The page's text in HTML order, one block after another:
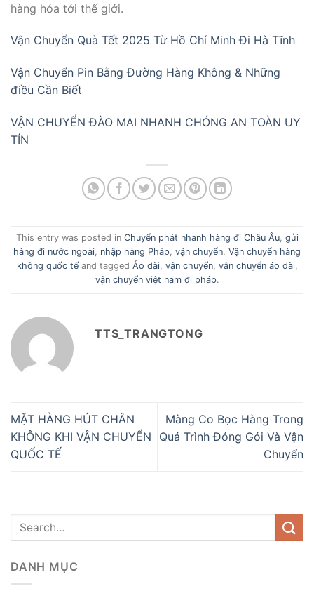
hàng hóa tới thế giới.
Vận Chuyển Quà Tết 2025 Từ Hồ Chí Minh Đi Hà Tĩnh
Vận Chuyển Pin Bằng Đường Hàng Không & Những
điều Cần Biết
VẬN CHUYỂN ĐÀO MAI NHANH CHÓNG AN TOÀN UY
TÍN
This entry was posted in Chuyển phát nhanh hàng đi Châu Âu, gửi
hàng đi nước ngoài, nhập hàng Pháp, vận chuyển, Vận chuyển hàng
không quốc tếand tagged Áo dài, vận chuyển, vận chuyển áo dài,
vận chuyển việt nam đi pháp.
TTS_TRANGTONG
MẶT HÀNG HÚT CHÂN
KHÔNG KHI VẬN CHUYỂN
QUỐC TẾ
Màng Co Bọc Hàng Trong
Quá Trình Đóng Gói Và Vận
Chuyển
DANH MỤC